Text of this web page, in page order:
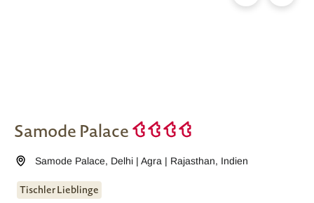
Samode Palace
Samode Palace, Delhi | Agra | Rajasthan, Indien
Tischler Lieblinge